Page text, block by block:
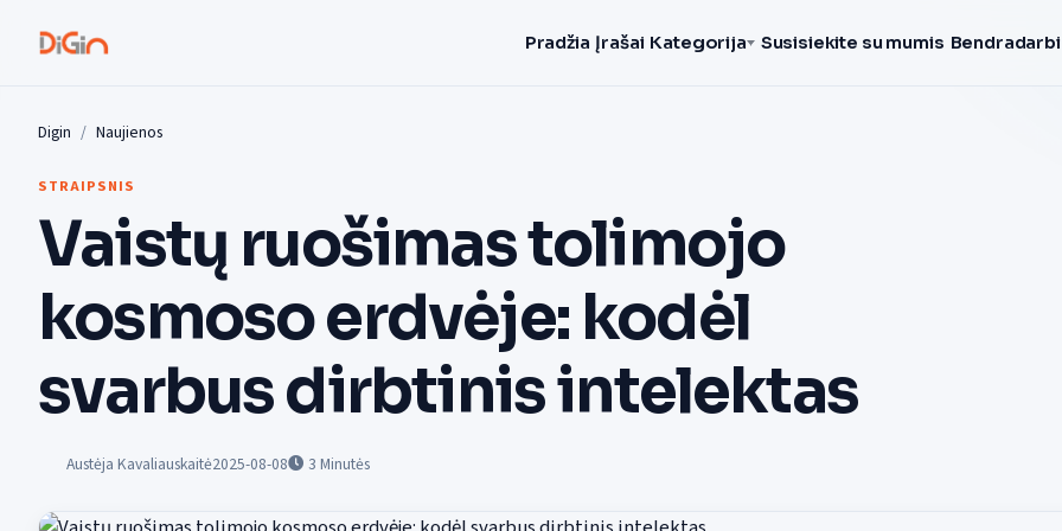
Pradžia Įrašai Kategorija Susisiekite su mumis
Digin Naujienos
STRAIPSNIS
Vaistų ruošimas tolimojo
kosmoso erdvėje: kodėl
svarbus dirbtinis intelektas
Austėja Kavaliauskaitė2025-08-08 3 Minutės